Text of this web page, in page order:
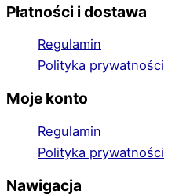
Płatności i dostawa
Regulamin
Polityka prywatności
Moje konto
Regulamin
Polityka prywatności
Nawigacja